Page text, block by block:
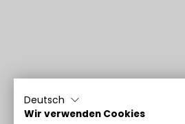
Deutsch
Wir verwenden Cookies